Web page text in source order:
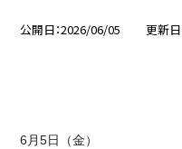
公開日 2026/06/05 更新日
6月5日（金）